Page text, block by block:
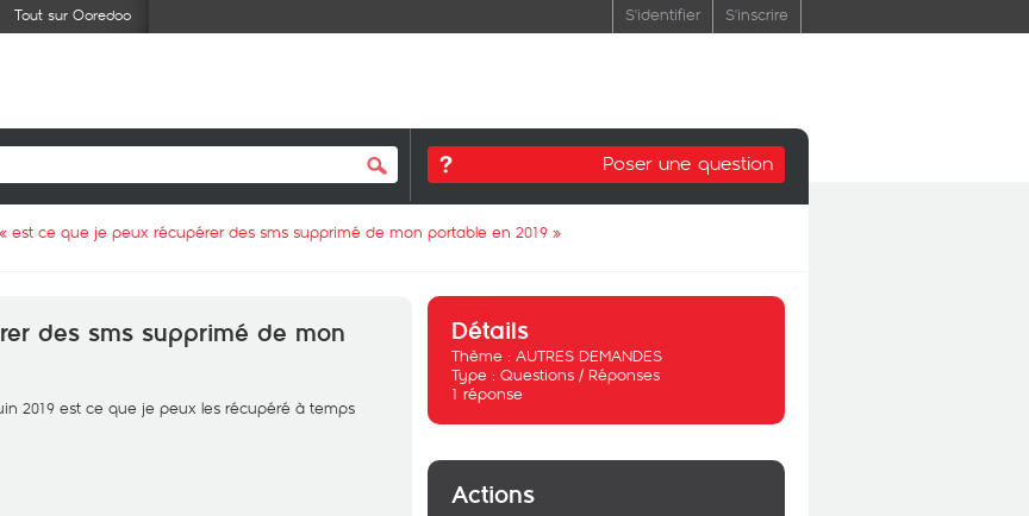
Tout sur Ooredoo S'identifier S'inscrire
Poser une question
est ce que je peux récupérer des sms supprimé de mon portable en 2019 »
des sms supprimé de mon
2019 est ce que je peux les récupéré à temps
Détails
Thème : AUTRES DEMANDES
Type : Questions / Réponses
1 réponse
Actions